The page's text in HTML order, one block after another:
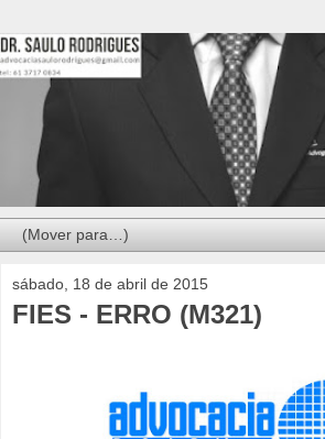
sábado, 18 de abril de 2015
FIES - ERRO (M321)